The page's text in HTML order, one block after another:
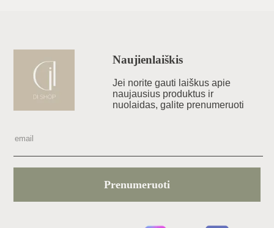
Naujienlaiškis
Jei norite gauti laiškus apie
naujausius produktus ir
nuolaidas, galite prenumeruoti
Prenumeruoti